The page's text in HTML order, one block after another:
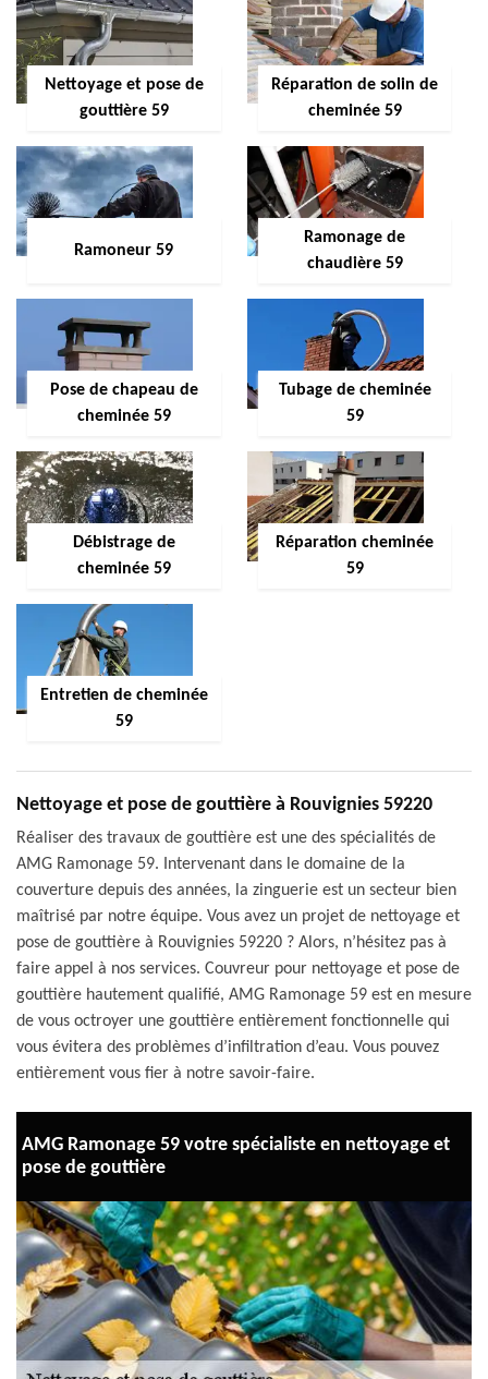
Nettoyage et pose de
gouttière 59
Réparation de solin de
cheminée 59
Ramoneur 59
Ramonage de
chaudière 59
Pose de chapeau de
cheminée 59
Tubage de cheminée
59
Débistrage de
cheminée 59
Réparation cheminée
59
Entretien de cheminée
59
Nettoyage et pose de gouttière à Rouvignies 59220
Réaliser des travaux de gouttière est une des spécialités de
AMG Ramonage 59. Intervenant dans le domaine de la
couverture depuis des années, la zinguerie est un secteur bien
maîtrisé par notre équipe. Vous avez un projet de nettoyage et
pose de gouttière à Rouvignies 59220 ? Alors, n’hésitez pas à
faire appel à nos services. Couvreur pour nettoyage et pose de
gouttière hautement qualifié, AMG Ramonage 59 est en mesure
de vous octroyer une gouttière entièrement fonctionnelle qui
vous évitera des problèmes d’infiltration d’eau. Vous pouvez
entièrement vous fier à notre savoir-faire.
AMG Ramonage 59 votre spécialiste en nettoyage et
pose de gouttière